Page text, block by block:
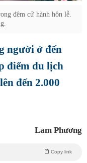
đêm cử hành hôn lễ.
người ở đến
điểm du lịch
đến 2.000
Lam Phương
Copy link